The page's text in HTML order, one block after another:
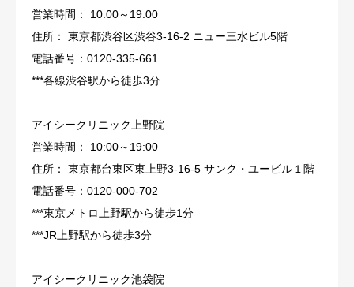
営業時間： 10:00～19:00
住所： 東京都渋谷区渋谷3-16-2 ニュー三水ビル5階
電話番号：0120-335-661
***各線渋谷駅から徒歩3分
アイシークリニック上野院
営業時間： 10:00～19:00
住所： 東京都台東区東上野3-16-5 サンク・ユービル１階
電話番号：0120-000-702
***東京メトロ上野駅から徒歩1分
***JR上野駅から徒歩3分
アイシークリニック池袋院